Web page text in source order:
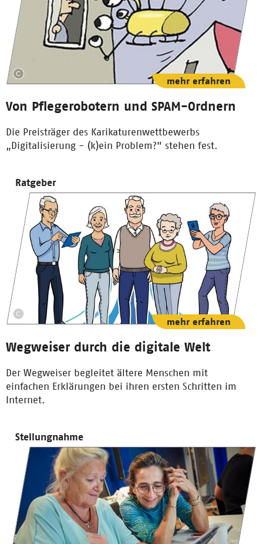
Von Pflegerobotern und SPAM-Ordnern
Die Preisträger des Karikaturenwettbewerbs
„Digitalisierung - (k)ein Problem?" stehen fest.
mehr erfahren
Ratgeber
Wegweiser durch die digitale Welt
Der Wegweiser begleitet ältere Menschen mit
einfachen Erklärungen bei ihren ersten Schritten im
Internet.
mehr erfahren
Stellungnahme